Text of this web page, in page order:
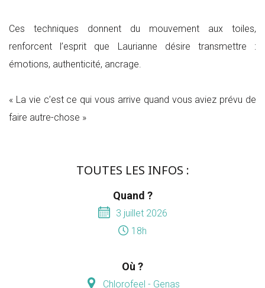
Ces techniques donnent du mouvement aux toiles,
renforcent l’esprit que Laurianne désire transmettre :
émotions, authenticité, ancrage.
« La vie c’est ce qui vous arrive quand vous aviez prévu de
faire autre-chose »
TOUTES LES INFOS :
Quand ?
3 juillet 2026
18h
Où ?
Chlorofeel - Genas